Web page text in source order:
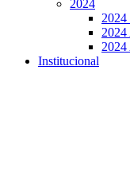
2024
2024
2024
2024
Institucional